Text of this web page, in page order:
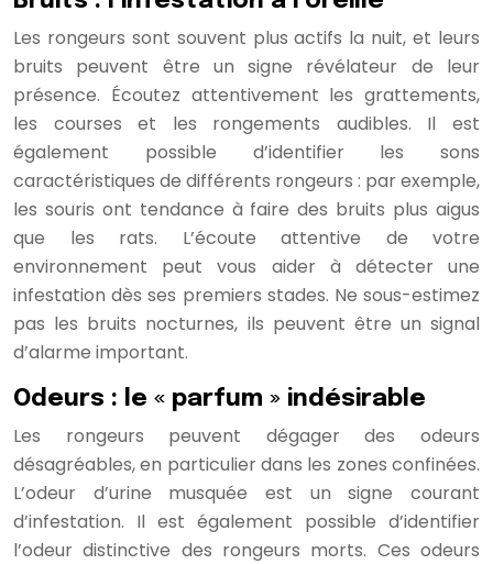
Les rongeurs sont souvent plus actifs la nuit, et leurs
bruits peuvent être un signe révélateur de leur
présence. Écoutez attentivement les grattements,
les courses et les rongements audibles. Il est
également possible d’identifier les sons
caractéristiques de différents rongeurs : par exemple,
les souris ont tendance à faire des bruits plus aigus
que les rats. L’écoute attentive de votre
environnement peut vous aider à détecter une
infestation dès ses premiers stades. Ne sous-estimez
pas les bruits nocturnes, ils peuvent être un signal
d’alarme important.
Odeurs : le « parfum » indésirable
Les rongeurs peuvent dégager des odeurs
désagréables, en particulier dans les zones confinées.
L’odeur d’urine musquée est un signe courant
d’infestation. Il est également possible d’identifier
l’odeur distinctive des rongeurs morts. Ces odeurs